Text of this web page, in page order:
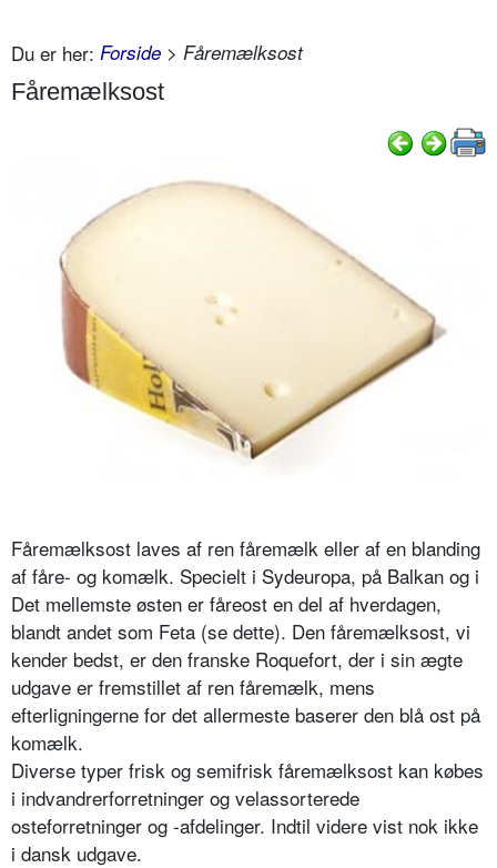
Du er her: Forside > Fåremælksost
Fåremælksost
Fåremælksost laves af ren fåremælk eller af en blanding
af fåre- og komælk. Specielt i Sydeuropa, på Balkan og i
Det mellemste østen er fåreost en del af hverdagen,
blandt andet som Feta (se dette). Den fåremælksost, vi
kender bedst, er den franske Roquefort, der i sin ægte
udgave er fremstillet af ren fåremælk, mens
efterligningerne for det allermeste baserer den blå ost på
komælk.
Diverse typer frisk og semifrisk fåremælksost kan købes
i indvandrerforretninger og velassorterede
osteforretninger og -afdelinger. Indtil videre vist nok ikke
i dansk udgave.